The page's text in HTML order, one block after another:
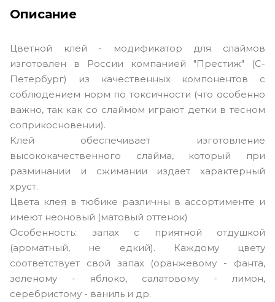
Описание
Цветной клей - модификатор для слаймов
изготовлен в России компанией "Престиж" (С-
Петербург) из качественных компонентов с
соблюдением норм по токсичности (что особенно
важно, так как со слаймом играют детки в тесном
соприкосновении).
Клей обеспечивает изготовление
высококачественного слайма, который при
разминании и сжимании издает характерный
хруст.
Цвета клея в тюбике различны в ассортименте и
имеют неоновый (матовый оттенок)
Особенность: запах с приятной отдушкой
(ароматный, не едкий). Каждому цвету
соответствует свой запах (оранжевому - фанта,
зеленому - яблоко, салатовому - лимон,
серебристому - ваниль и др.